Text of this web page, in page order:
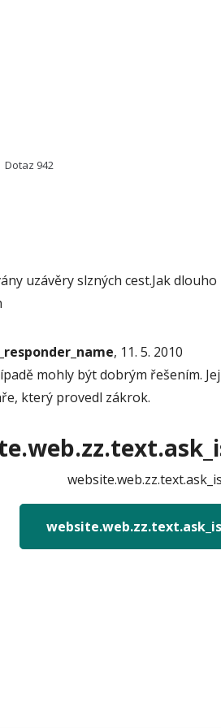
Dotaz 942
uzávěry slzných cest.Jak
, 11. 5. 2010
mohly být dobrým řešením.
který provedl zákrok.